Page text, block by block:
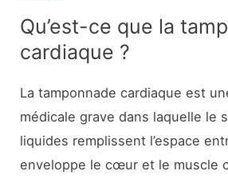
Qu’est-ce que la
cardiaque ?
La tamponnade cardiaque est
médicale grave dans laquelle le
liquides remplissent l’espace
enveloppe le cœur et le muscle